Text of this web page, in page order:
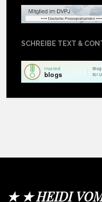
SCHREIBE TEXT &
★ ★ HEIDI